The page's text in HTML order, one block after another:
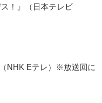
！』（日本テレビ
NHK Eテレ）※放送回に